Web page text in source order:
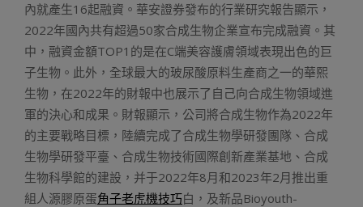
內就產生16起融資。華安證券發布的行業研究報告顯示，
2022年國內共有超過50家合成生物企業宣布完成融資。其
中，融資金額TOP1的是在C端美容護膚領域表現出色的巨
子生物。此外，全球最大的玻尿酸原料生產商之一的華熙
生物，在2022年的財報中也展示了自己向合成生物領域進
軍的決心和成果。財報顯示，公司將合成生物作為2022年
的主要戰略目標，陸續完成了合成生物學研發團隊、合成
生物學研發平臺、合成生物技術國際創新產業基地、合成
生物科學館的建設，并于2022年8月和2023年2月推出重
組人源膠原蛋角子老虎機技巧白，及新品Bioyouth-